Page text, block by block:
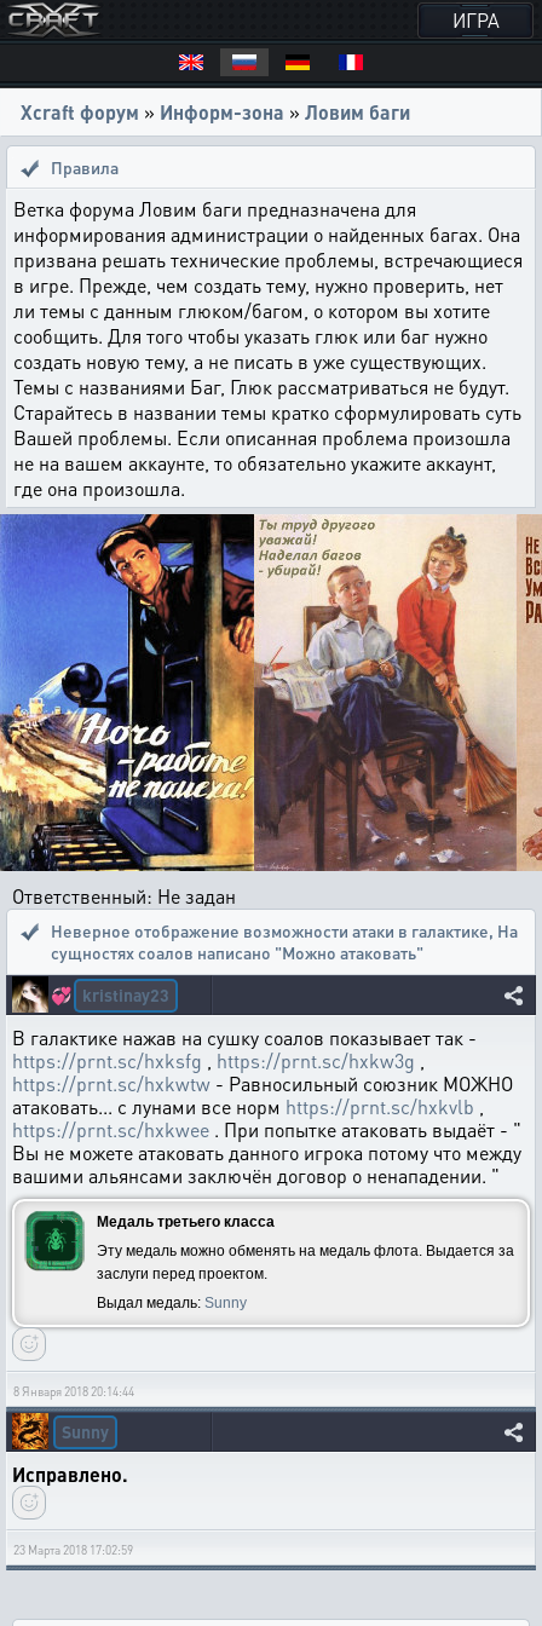
ИГРА
Xcraft форум » Информ-зона » Ловим баги
Правила
Ветка форума Ловим баги предназначена для
информирования администрации о найденных багах. Она
призвана решать технические проблемы, встречающиеся
в игре. Прежде, чем создать тему, нужно проверить, нет
ли темы с данным глюком/багом, о котором вы хотите
сообщить. Для того чтобы указать глюк или баг нужно
создать новую тему, а не писать в уже существующих.
Темы с названиями Баг, Глюк рассматриваться не будут.
Старайтесь в названии темы кратко сформулировать суть
Вашей проблемы. Если описанная проблема произошла
не на вашем аккаунте, то обязательно укажите аккаунт,
где она произошла.
Ответственный: Не задан
Неверное отображение возможности атаки в галактике, На
сущностях соалов написано "Можно атаковать"
💞 kristinay23
В галактике нажав на сушку соалов показывает так -
https://prnt.sc/hxksfg
https://prnt.sc/hxkw3g
https://prnt.sc/hxkwtw - Равносильный союзник МОЖНО
атаковать... с лунами все норм https://prnt.sc/hxkvlb
https://prnt.sc/hxkwee . При попытке атаковать выдаёт - "
Вы не можете атаковать данного игрока потому что между
вашими альянсами заключён договор о ненападении. "
Медаль третьего класса
Эту медаль можно обменять на медаль флота. Выдается за
заслуги перед проектом.
Выдал медаль: Sunny
8 Января 2018 20:14:44
Sunny
Исправлено.
23 Марта 2018 17:02:59